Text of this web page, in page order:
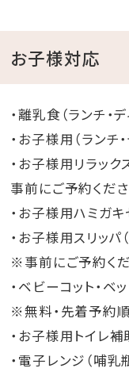
お子様対応
・離乳食（ランチ・
・お子様用（ランチ
・お子様用リラッ
事前にご予約くだ
・お子様用ハミガ
・お子様用スリッパ
※事前にご予約く
・ベビーコット・ベ
※無料・先着予約順
・お子様用トイレ
・電子レンジ（哺